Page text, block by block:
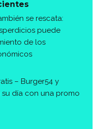
se rescata:
puede
de los
– Burger54 y
día con una promo